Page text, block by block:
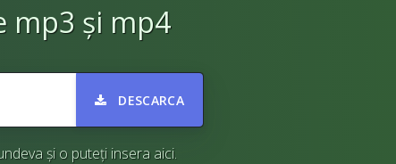
mp3 și mp4
DESCARCA
și o puteți insera aici.